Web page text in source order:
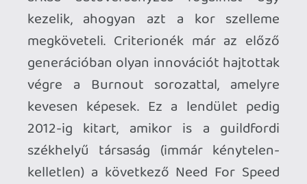
A Most Wanted tehát nem a 2005-ös NFS
direkt folytatása, hanem annak egyfajta
újragondolása, a Burnout rajongók
számára pedig a Paradise titkon (de annál
hevesebben) vágyott szellemi utódja.
Milyen érdekes egyébként ez a
kettősség! A Hot Pursuit esetében nem
csak egy rebootról vagy az NFS sorozat
minőségi megújulásáról beszéltünk,
hanem a Criterion-faktor
megkerülhetetlen erejéről. Most a Most